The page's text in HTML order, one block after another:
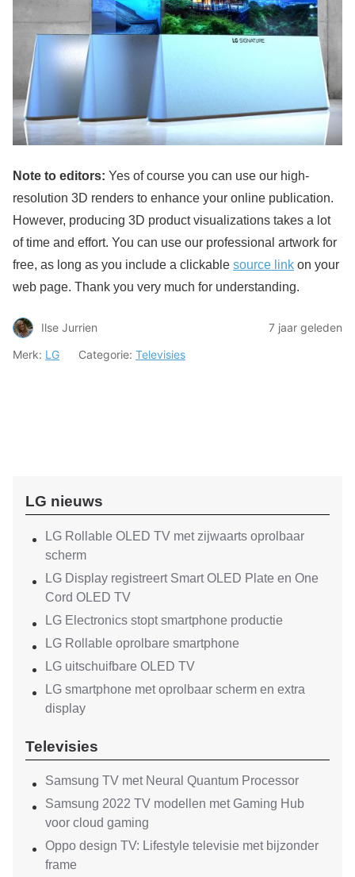
Note to editors: Yes of course you can use our high-
resolution 3D renders to enhance your online publication.
However, producing 3D product visualizations takes a lot
of time and effort. You can use our professional artwork for
free, as long as you include a clickable source link on your
web page. Thank you very much for understanding.
Ilse Jurrien
7 jaar geleden
Merk: LG Categorie: Televisies
LG nieuws
LG Rollable OLED TV met zijwaarts oprolbaar
scherm
LG Display registreert Smart OLED Plate en One
Cord OLED TV
LG Electronics stopt smartphone productie
LG Rollable oprolbare smartphone
LG uitschuifbare OLED TV
LG smartphone met oprolbaar scherm en extra
display
Televisies
Samsung TV met Neural Quantum Processor
Samsung 2022 TV modellen met Gaming Hub
voor cloud gaming
Oppo design TV: Lifestyle televisie met bijzonder
frame